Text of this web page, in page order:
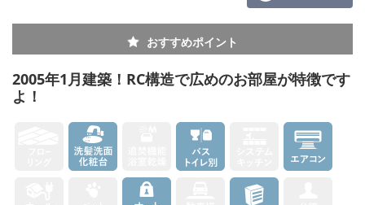
おすすめポイント
2005年1月建築！RC構造で広めのお部屋が特徴です
よ！